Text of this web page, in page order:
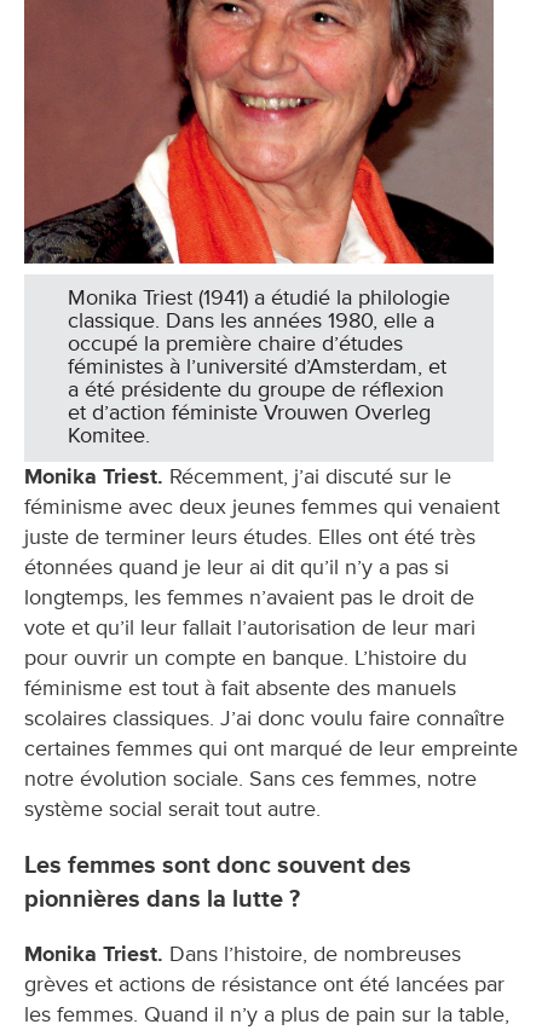
Monika Triest (1941) a étudié la philologie
classique. Dans les années 1980, elle a
occupé la première chaire d’études
féministes à l’université d’Amsterdam, et
a été présidente du groupe de réflexion
et d’action féministe Vrouwen Overleg
Komitee.
Monika Triest. Récemment, j’ai discuté sur le
féminisme avec deux jeunes femmes qui venaient
juste de terminer leurs études. Elles ont été très
étonnées quand je leur ai dit qu’il n’y a pas si
longtemps, les femmes n’avaient pas le droit de
vote et qu’il leur fallait l’autorisation de leur mari
pour ouvrir un compte en banque. L’histoire du
féminisme est tout à fait absente des manuels
scolaires classiques. J’ai donc voulu faire connaître
certaines femmes qui ont marqué de leur empreinte
notre évolution sociale. Sans ces femmes, notre
système social serait tout autre.
Les femmes sont donc souvent des
pionnières dans la lutte ?
Monika Triest. Dans l’histoire, de nombreuses
grèves et actions de résistance ont été lancées par
les femmes. Quand il n’y a plus de pain sur la table,